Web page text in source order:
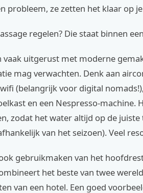
probleem, ze zetten het klaar op
regelen? Die staat binnen
vaak uitgerust met moderne
mag verwachten. Denk aan
(belangrijk voor digital
en een Nespresso-machine.
zodat het water altijd op de
van het seizoen). Veel
gebruikmaken van het
het beste van twee
van een hotel. Een goed